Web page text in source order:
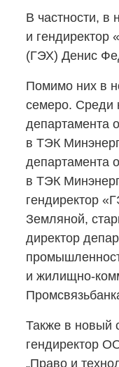
В частности, в
и гендиректор
(ГЭХ) Денис
Помимо них в
семеро. Среди
департамента
в ТЭК
департамента
в ТЭК
гендиректор
Земляной,
директор
и жилищно-
Также в новый
гендиректор
„Право и